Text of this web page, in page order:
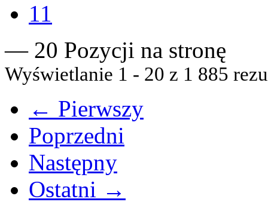
11
— 20 Pozycji na stronę
Wyświetlanie 1 - 20 z 1 885
← Pierwszy
Poprzedni
Następny
Ostatni →